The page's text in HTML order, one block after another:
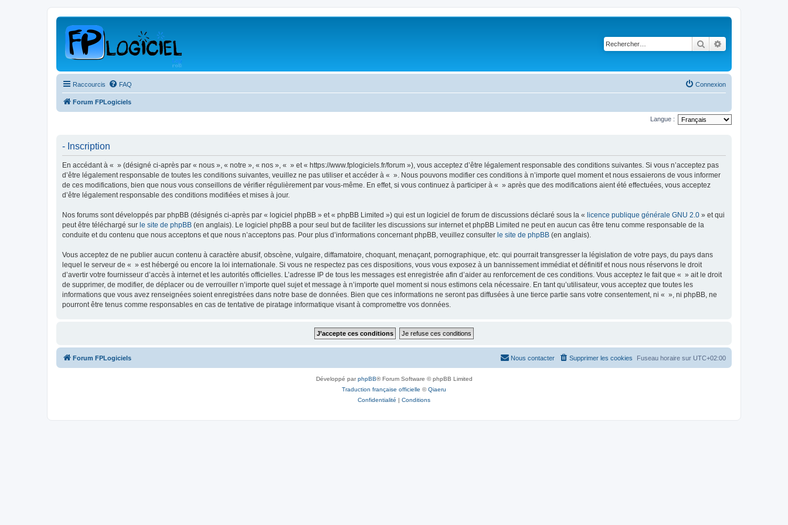
Rechercher
Raccourcis FAQ Connexion
Forum FPLogiciels
Langue :
- Inscription
En accédant à « » (désigné ci-après par « nous », « notre », « nos », « » et « https://www.fplogiciels.fr/forum »), vous acceptez d’être légalement responsable des conditions suivantes. Si vous n’acceptez pas
d’être légalement responsable de toutes les conditions suivantes, veuillez ne pas utiliser et accéder à « ». Nous pouvons modifier ces conditions à n’importe quel moment et nous essaierons de vous informer
de ces modifications, bien que nous vous conseillons de vérifier régulièrement par vous-même. En effet, si vous continuez à participer à « » après que des modifications aient été effectuées, vous acceptez
d’être légalement responsable des conditions modifiées et mises à jour.
Nos forums sont développés par phpBB (désignés ci-après par « logiciel phpBB » et « phpBB Limited ») qui est un logiciel de forum de discussions déclaré sous la « licence publique générale GNU 2.0 » et qui
peut être téléchargé sur le site de phpBB (en anglais). Le logiciel phpBB a pour seul but de faciliter les discussions sur internet et phpBB Limited ne peut en aucun cas être tenu comme responsable de la
conduite et du contenu que nous acceptons et que nous n’acceptons pas. Pour plus d’informations concernant phpBB, veuillez consulter le site de phpBB (en anglais).
Vous acceptez de ne publier aucun contenu à caractère abusif, obscène, vulgaire, diffamatoire, choquant, menaçant, pornographique, etc. qui pourrait transgresser la législation de votre pays, du pays dans
lequel le serveur de « » est hébergé ou encore la loi internationale. Si vous ne respectez pas ces dispositions, vous vous exposez à un bannissement immédiat et définitif et nous nous réservons le droit
d’avertir votre fournisseur d’accès à internet et les autorités officielles. L’adresse IP de tous les messages est enregistrée afin d’aider au renforcement de ces conditions. Vous acceptez le fait que « » ait le droit
de supprimer, de modifier, de déplacer ou de verrouiller n’importe quel sujet et message à n’importe quel moment si nous estimons cela nécessaire. En tant qu’utilisateur, vous acceptez que toutes les
informations que vous avez renseignées soient enregistrées dans notre base de données. Bien que ces informations ne seront pas diffusées à une tierce partie sans votre consentement, ni « », ni phpBB, ne
pourront être tenus comme responsables en cas de tentative de piratage informatique visant à compromettre vos données.
Forum FPLogiciels Fuseau horaire sur UTC+02:00
Supprimer les cookies
Nous contacter
Développé parphpBB® Forum Software © phpBB Limited
Traduction française officielle ©Qiaeru
Confidentialité | Conditions